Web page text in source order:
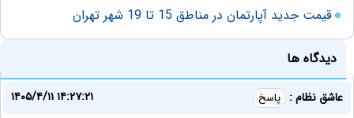
قیمت جدید آپارتمان در مناطق 15 تا 19 شهر تهران
دیدگاه ها
عاشق نظام : پاسخ
۱۴۰۵/۴/۱۱ ۱۴:۲۷:۲۱